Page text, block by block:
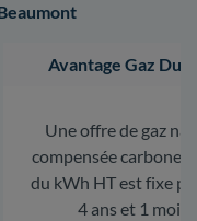
Avantage Gaz
Une offre de gaz
compensée carbone.
du kWh HT est fixe
4 ans et 1 mois.